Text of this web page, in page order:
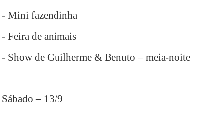
- Mini fazendinha
- Feira de animais
- Show de Guilherme & Benuto – meia-noite
Sábado – 13/9